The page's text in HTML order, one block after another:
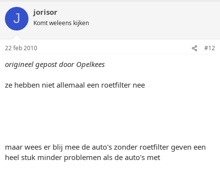
J jorisor
Komt weleens kijken
22 feb 2010 #12
origineel gepost door Opelkees
ze hebben niet allemaal een roetfilter nee
maar wees er blij mee de auto's zonder roetfilter geven een
heel stuk minder problemen als de auto's met